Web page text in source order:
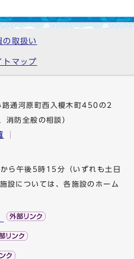
の取扱い
トマップ
通河原町西入榎木町450の2
、消防全般の相談）
ら午後5時15分（いずれも土日
設については、各施設のホーム